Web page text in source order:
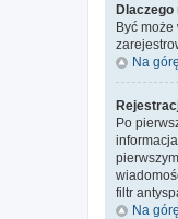
Dlaczego
Być może
Na górę
Po
filtr
Na górę